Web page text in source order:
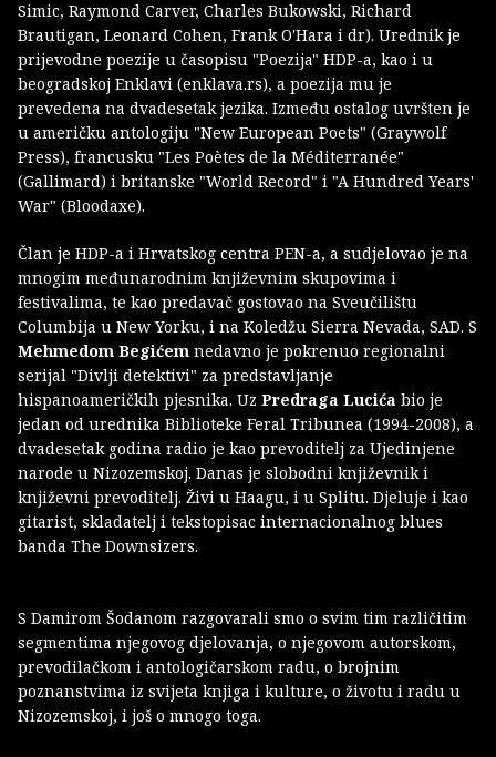
Simic, Raymond Carver, Charles Bukowski, Richard
Brautigan, Leonard Cohen, Frank O'Hara i dr). Urednik je
prijevodne poezije u časopisu "Poezija" HDP-a, kao i u
beogradskoj Enklavi (enklava.rs), a poezija mu je
prevedena na dvadesetak jezika. Između ostalog uvršten je
u američku antologiju "New European Poets" (Graywolf
Press), francusku "Les Poètes de la Méditerranée"
(Gallimard) i britanske "World Record" i "A Hundred Years'
War" (Bloodaxe).
Član je HDP-a i Hrvatskog centra PEN-a, a sudjelovao je na
mnogim međunarodnim književnim skupovima i
festivalima, te kao predavač gostovao na Sveučilištu
Columbija u New Yorku, i na Koledžu Sierra Nevada, SAD. S
Mehmedom Begićem nedavno je pokrenuo regionalni
serijal "Divlji detektivi" za predstavljanje
hispanoameričkih pjesnika. Uz Predraga Lucića bio je
jedan od urednika Biblioteke Feral Tribunea (1994-2008), a
dvadesetak godina radio je kao prevoditelj za Ujedinjene
narode u Nizozemskoj. Danas je slobodni književnik i
književni prevoditelj. Živi u Haagu, i u Splitu. Djeluje i kao
gitarist, skladatelj i tekstopisac internacionalnog blues
banda The Downsizers.
S Damirom Šodanom razgovarali smo o svim tim različitim
segmentima njegovog djelovanja, o njegovom autorskom,
prevodilačkom i antologičarskom radu, o brojnim
poznanstvima iz svijeta knjiga i kulture, o životu i radu u
Nizozemskoj, i još o mnogo toga.